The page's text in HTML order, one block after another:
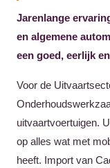
Jarenlange
en algemene
een goed, eerlijk
Voor de
uitvaartvoertuigen.
op alles wat met
heeft. Import van